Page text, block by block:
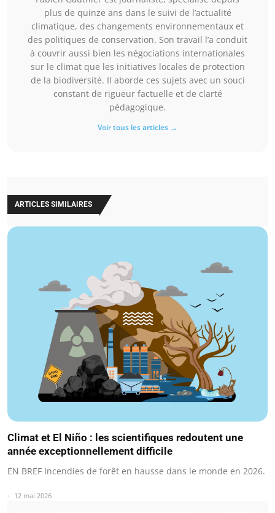
plus de quinze ans dans le suivi de l’actualité
climatique, des changements environnementaux et
des politiques de conservation. Son travail l’a conduit
à couvrir aussi bien les négociations internationales
sur le climat que les initiatives locales de protection
de la biodiversité. Il aborde ces sujets avec un souci
constant de rigueur factuelle et de clarté
pédagogique.
Voir tous les articles →
ARTICLES SIMILAIRES
Climat et El Niño : les scientifiques redoutent une
année exceptionnellement difficile
EN BREF Incendies de forêt en hausse dans le monde en 2026.
12 mai 2026